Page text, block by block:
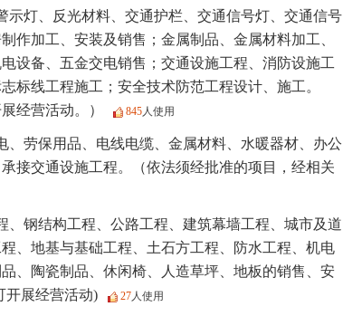
灯、反光材料、交通护栏、交通信号灯、交通信号
作加工、安装及销售；金属制品、金属材料加工、
设备、五金交电销售；交通设施工程、消防设施工
标线工程施工；安全技术防范工程设计、施工。
经营活动。）
845 人使用
劳保用品、电线电缆、金属材料、水暖器材、办公
接交通设施工程。（依法须经批准的项目，经相关
钢结构工程、公路工程、建筑幕墙工程、城市及道
、地基与基础工程、土石方工程、防水工程、机电
、陶瓷制品、休闲椅、人造草坪、地板的销售、安
开展经营活动)
27 人使用